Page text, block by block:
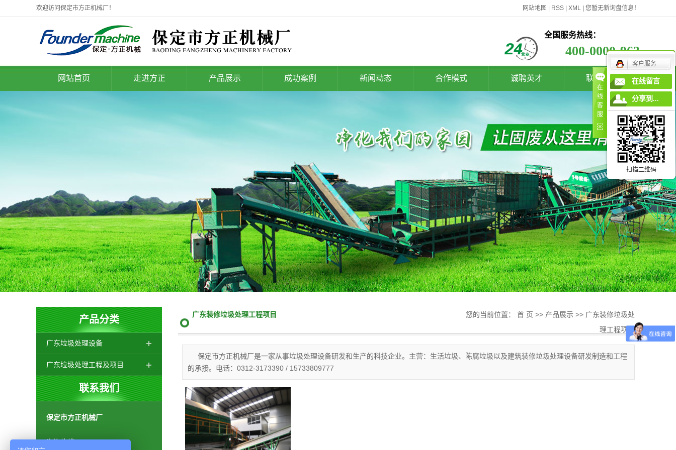
欢迎访问保定市方正机械厂！ 网站地图 RSS XML 您暂无新询盘信息！
全国服务热线：
400-0000-963
网站首页 走进方正 产品展示 成功案例
装修垃圾处理案例
生活污水处理案例
新闻动态
技术知识
合作模式 诚聘英才 联系我们
产品分类
广东垃圾处理设备
广东垃圾处理工程及项目
联系我们
保定市方正机械厂
咨询热线：400-0000-963
广东装修垃圾处理工程项目 您的当前位置： 首 页 >> 产品展示 >> 广东装修垃圾处
理工程项目
保定市方正机械厂是一家从事垃圾处理设备研发和生产的科技企业。主营：生活垃圾、陈腐垃圾以及建筑装修垃圾处理设备研发制造和工程
的承接。电话：0312-3173390 / 15733809777
在
线
客
服
客户服务
在线留言
分享到...
扫描二维码